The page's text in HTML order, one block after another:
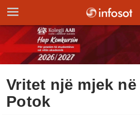
Vritet një mjek
Potok